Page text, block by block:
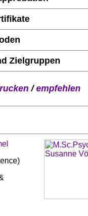
Zielgruppen
/empfehlen